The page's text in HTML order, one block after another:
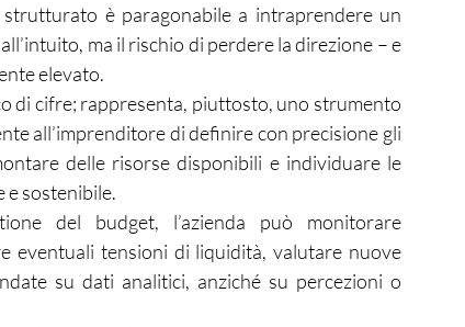
è paragonabile a intraprendere un
ma il rischio di perdere la direzione – e
elevato.
di cifre; rappresenta, piuttosto, uno strumento
all’imprenditore di definire con precisione gli
delle risorse disponibili e individuare le
e sostenibile.
del budget, l’azienda può monitorare
eventuali tensioni di liquidità, valutare nuove
su dati analitici, anziché su percezioni o